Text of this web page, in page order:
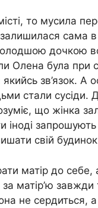
то мусила
сама
дочкою
Олена була при
зв’язок. А
стали сусіди.
що жінка
запрошують
свій
матір до себе,
матір’ю
не сердиться, а